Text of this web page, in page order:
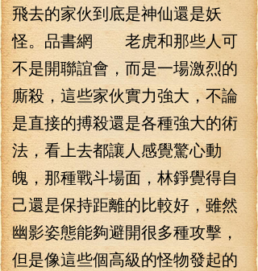
飛去的家伙到底是神仙還是妖
怪。品書網 老虎和那些人可
不是開聯誼會，而是一場激烈的
廝殺，這些家伙實力強大，不論
是直接的搏殺還是各種強大的術
法，看上去都讓人感覺驚心動
魄，那種戰斗場面，林錚覺得自
己還是保持距離的比較好，雖然
幽影姿態能夠避開很多種攻擊，
但是像這些個高級的怪物發起的